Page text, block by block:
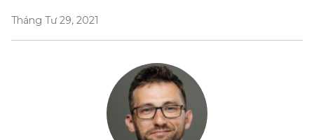
Tháng Tư 29, 2021